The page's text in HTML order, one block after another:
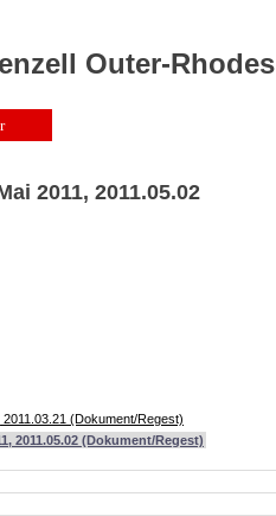
2011, 2011.05.02
(Dokument/Regest)
2011.05.02 (Dokument/Regest)
Outer-Rhodes